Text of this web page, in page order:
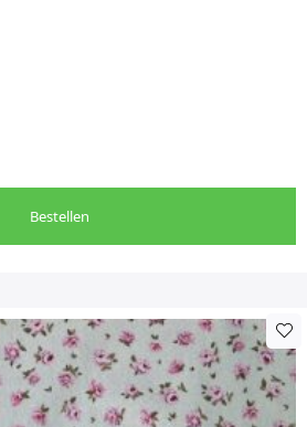
Bestellen